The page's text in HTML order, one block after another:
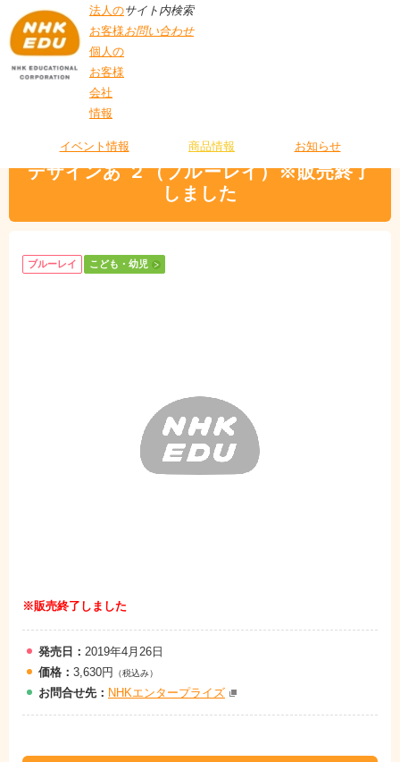
法人の
お客様
個人の
お客様
会社
情報
サイト内検索
お問い合わせ
イベント情報 商品情報 お知らせ
デザインあ ２（ブルーレイ）※販売終了
しました
ブルーレイ こども・幼児
※販売終了しました
発売日： 2019年4月26日
価格： 3,630円 （税込み）
お問合せ先： NHKエンタープライズ